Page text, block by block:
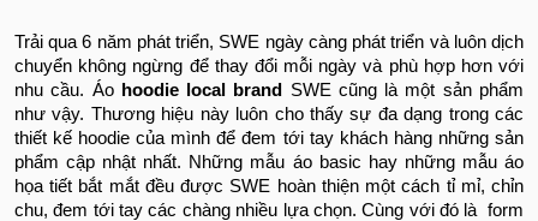
Trải qua 6 năm phát triển, SWE ngày càng phát triển và luôn dịch
chuyển không ngừng để thay đổi mỗi ngày và phù hợp hơn với
nhu cầu. Áohoodie local brand
SWE cũng là một sản phẩm
như vậy. Thương hiệu này luôn cho thấy sự đa dạng trong các
thiết kế hoodie của mình để đem tới tay khách hàng những sản
phẩm cập nhật nhất. Những mẫu áo basic hay những mẫu áo
họa tiết bắt mắt đều được SWE hoàn thiện một cách tỉ mỉ, chỉn
chu, đem tới tay các chàng nhiều lựa chọn. Cùng với đó là form